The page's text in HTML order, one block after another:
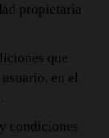
propietaria
que
en el
condiciones